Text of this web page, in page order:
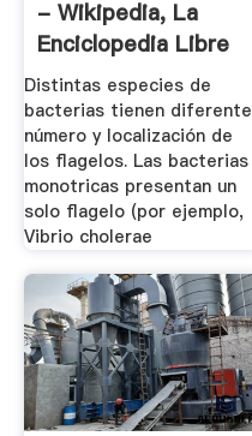
- Wikipedia, La
Enciclopedia Libre
Distintas especies de
bacterias tienen diferente
número y localización de
los flagelos. Las bacterias
monotricas presentan un
solo flagelo (por ejemplo,
Vibrio cholerae